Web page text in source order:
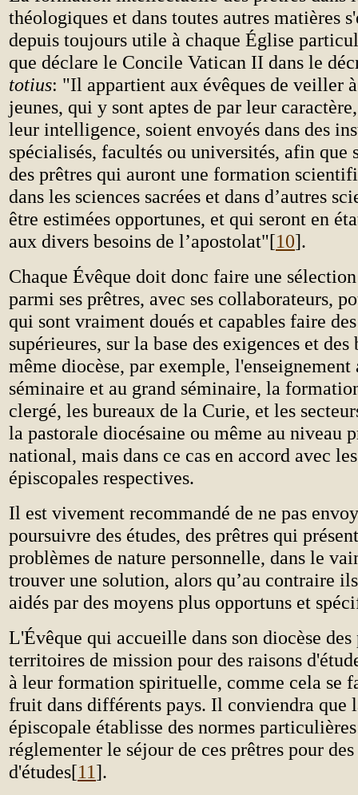
théologiques et dans toutes autres matières
depuis toujours utile à chaque Église
que déclare le Concile Vatican II dans le
totius: "Il appartient aux évêques de veiller
jeunes, qui y sont aptes de par leur
leur intelligence, soient envoyés dans des
spécialisés, facultés ou universités, afin que
des prêtres qui auront une formation
dans les sciences sacrées et dans d’autres
être estimées opportunes, et qui seront en
aux divers besoins de l’apostolat"[10].
Chaque Évêque doit donc faire une
parmi ses prêtres, avec ses collaborateurs,
qui sont vraiment doués et capables faire
supérieures, sur la base des exigences et des
même diocèse, par exemple, l'enseignement
séminaire et au grand séminaire, la
clergé, les bureaux de la Curie, et les
la pastorale diocésaine ou même au niveau
national, mais dans ce cas en accord avec
épiscopales respectives.
Il est vivement recommandé de ne pas
poursuivre des études, des prêtres qui
problèmes de nature personnelle, dans le
trouver une solution, alors qu’au contraire
aidés par des moyens plus opportuns et
L'Évêque qui accueille dans son diocèse des
territoires de mission pour des raisons
à leur formation spirituelle, comme cela se
fruit dans différents pays. Il conviendra que
épiscopale établisse des normes
réglementer le séjour de ces prêtres pour
d'études[11].